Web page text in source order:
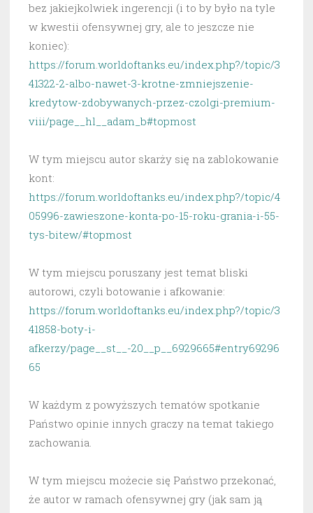
bez jakiejkolwiek ingerencji (i to by było na tyle
w kwestii ofensywnej gry, ale to jeszcze nie
koniec):
https://forum.worldoftanks.eu/index.php?/topic/3
41322-2-albo-nawet-3-krotne-zmniejszenie-
kredytow-zdobywanych-przez-czolgi-premium-
viii/page__hl__adam_b#topmost
W tym miejscu autor skarży się na zablokowanie
kont:
https://forum.worldoftanks.eu/index.php?/topic/4
05996-zawieszone-konta-po-15-roku-grania-i-55-
tys-bitew/#topmost
W tym miejscu poruszany jest temat bliski
autorowi, czyli botowanie i afkowanie:
https://forum.worldoftanks.eu/index.php?/topic/3
41858-boty-i-
afkerzy/page__st__-20__p__6929665#entry69296
65
W każdym z powyższych tematów spotkanie
Państwo opinie innych graczy na temat takiego
zachowania.
W tym miejscu możecie się Państwo przekonać,
że autor w ramach ofensywnej gry (jak sam ją